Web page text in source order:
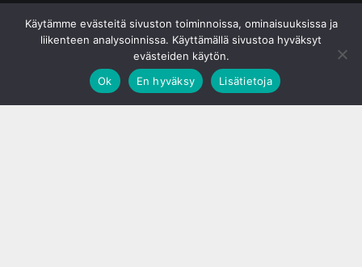
Käytämme evästeitä sivuston toiminnoissa, ominaisuuksissa ja
liikenteen analysoinnissa. Käyttämällä sivustoa hyväksyt
evästeiden käytön.
Ok
En hyväksy Lisätietoja